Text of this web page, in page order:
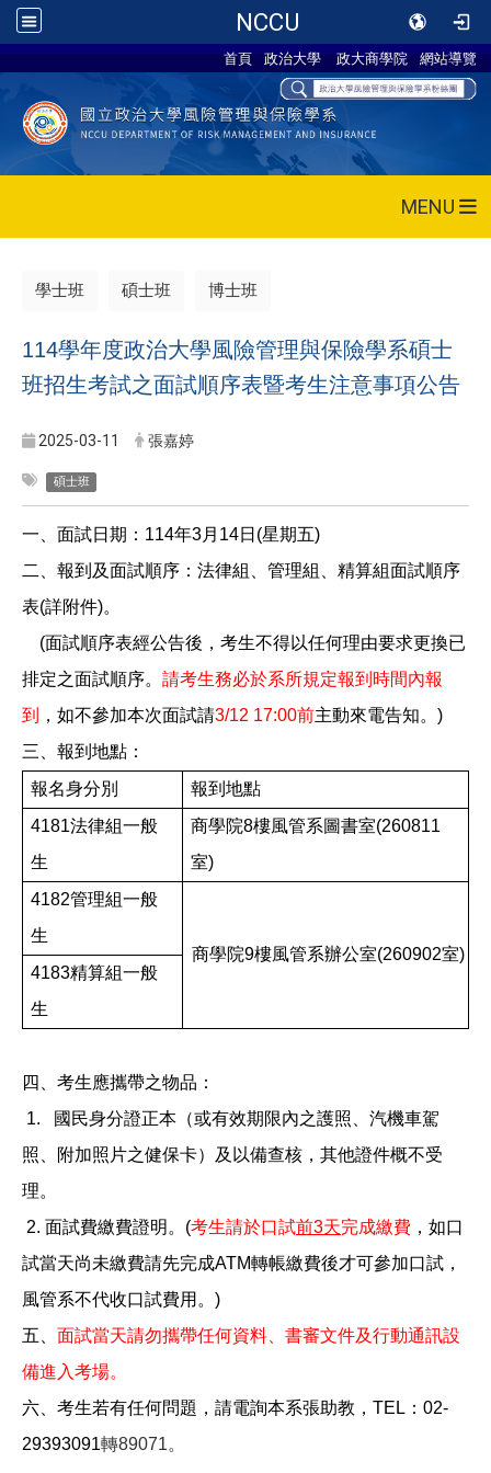
NCCU
首頁 政治大學 政大商學院 網站導覽
MENU
學士班 碩士班 博士班
114學年度政治大學風險管理與保險學系碩士
班招生考試之面試順序表暨考生注意事項公告
2025-03-11 張嘉婷
碩士班
一、面試日 期：114年3月14日(星期五)
二、報到及面試順序：法律組、管理組、精算組面試順序
表(詳附件)。
(面試順序表經公告後，考生不得以任何理由要求更換已
排定之面試順序。 請考生務必於系所規定報到時間內報
到
，如不參加本次面試請3/12 17:00前主動來電告知。 )
三、報到地點：
報名身分別
報到地點
4181法律組一般
生
商學院8樓風管系圖書室(260811
室)
4182管理組一般
生
商學院9樓風管系辦公室(260902室)
4183精算組一般
生
四、考生應攜帶之物品：
1.
國民身分證正本（或有效期限內之護照、汽機車駕
照、附加照片之健保卡）及以備查核，其他證件概不受
理。
2. 面試費繳費證明。(考生請於口試前3天完成繳費 ，如口
試當天尚未繳費請先完成ATM轉帳繳費後才可參加口試，
風管系不代收口試費用。)
五、 面試當天請勿攜帶任何資料、書審文件及行動通訊設
備進入考場。
六、考生若有任何問題，請電詢本系張助教，TEL：02-
29393091轉89071。